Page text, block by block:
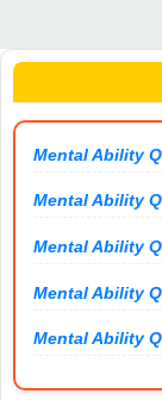
Mental Ability
Mental Ability
Mental Ability
Mental Ability
Mental Ability